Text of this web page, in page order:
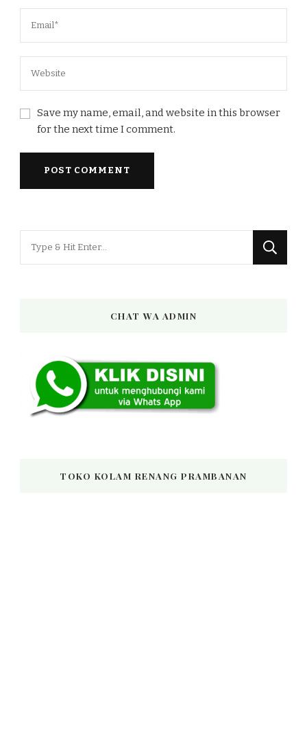
Save my name, email, and website in this browser
for the next time I comment.
CHAT WA ADMIN
TOKO KOLAM RENANG PRAMBANAN